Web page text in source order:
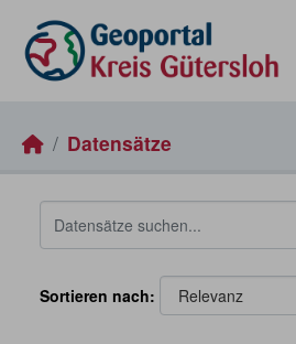
Datensätze
Sortieren nach